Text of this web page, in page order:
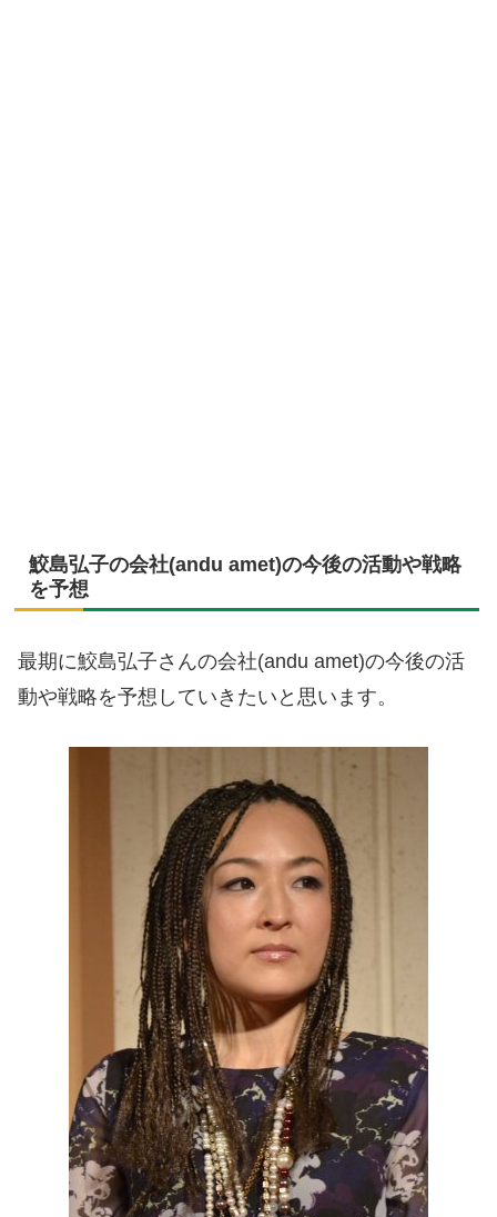
鮫島弘子の会社(andu amet)の今後の活動や戦略
を予想
最期に鮫島弘子さんの会社(andu amet)の今後の活
動や戦略を予想していきたいと思います。